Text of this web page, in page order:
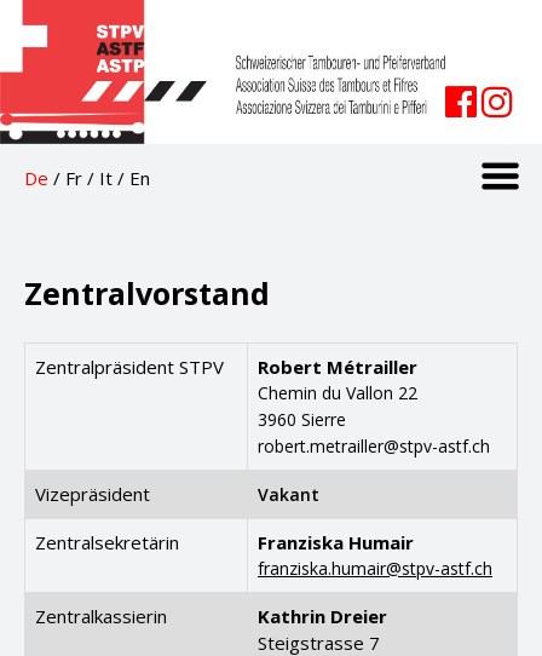
De / Fr / It / En
Zentralvorstand
Zentralpräsident STPV Robert Métrailler
Chemin du Vallon 22
3960 Sierre
robert.metrailler@stpv-astf.ch
Vizepräsident Vakant
Zentralsekretärin Franziska Humair
franziska.humair@stpv-astf.ch
Zentralkassierin
Kathrin Dreier
Steigstrasse 7